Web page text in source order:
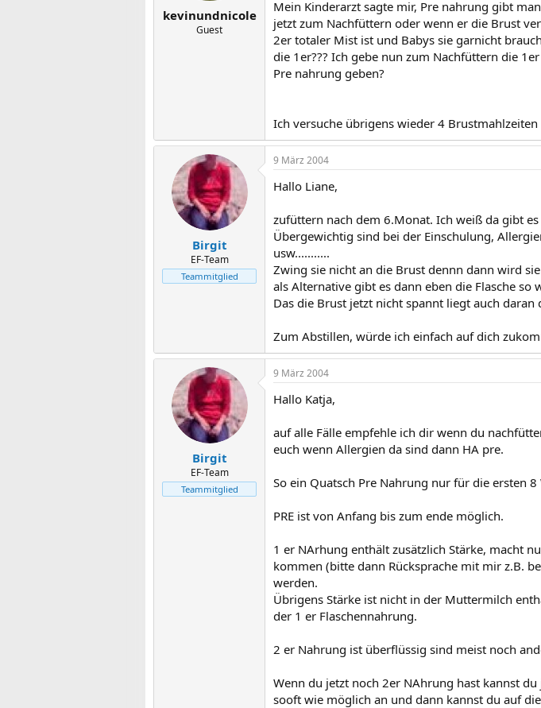
kevinundnicole
Guest
Mein Kinderarzt sagte mir, Pre nahrung gibt
jetzt zum Nachfüttern oder wenn er die Brust
2er totaler Mist ist und Babys sie garnicht
die 1er??? Ich gebe nun zum Nachfüttern die
Pre nahrung geben?
Ich versuche übrigens wieder 4
Birgit
EF-Team
Teammitglied
9 März 2004
Hallo Liane,
zufüttern nach dem 6.Monat. Ich weiß da gibt
Übergewichtig sind bei der Einschulung,
usw...........
Zwing sie nicht an die Brust dennn dann wird
als Alternative gibt es dann eben die Flasche so
Das die Brust jetzt nicht spannt liegt auch
Zum Abstillen, würde ich einfach auf dich
Birgit
EF-Team
Teammitglied
9 März 2004
Hallo Katja,
auf alle Fälle empfehle ich dir wenn du
euch wenn Allergien da sind dann HA pre.
So ein Quatsch Pre Nahrung nur für die ersten 8
PRE ist von Anfang bis zum ende möglich.
1 er NArhung enthält zusätzlich Stärke, macht
kommen (bitte dann Rücksprache mit mir z.B.
werden.
Übrigens Stärke ist nicht in der Muttermilch
der 1 er Flaschennahrung.
2 er Nahrung ist überflüssig sind meist noch
Wenn du jetzt noch 2er NAhrung hast kannst
sooft wie möglich an und dann kannst du auf